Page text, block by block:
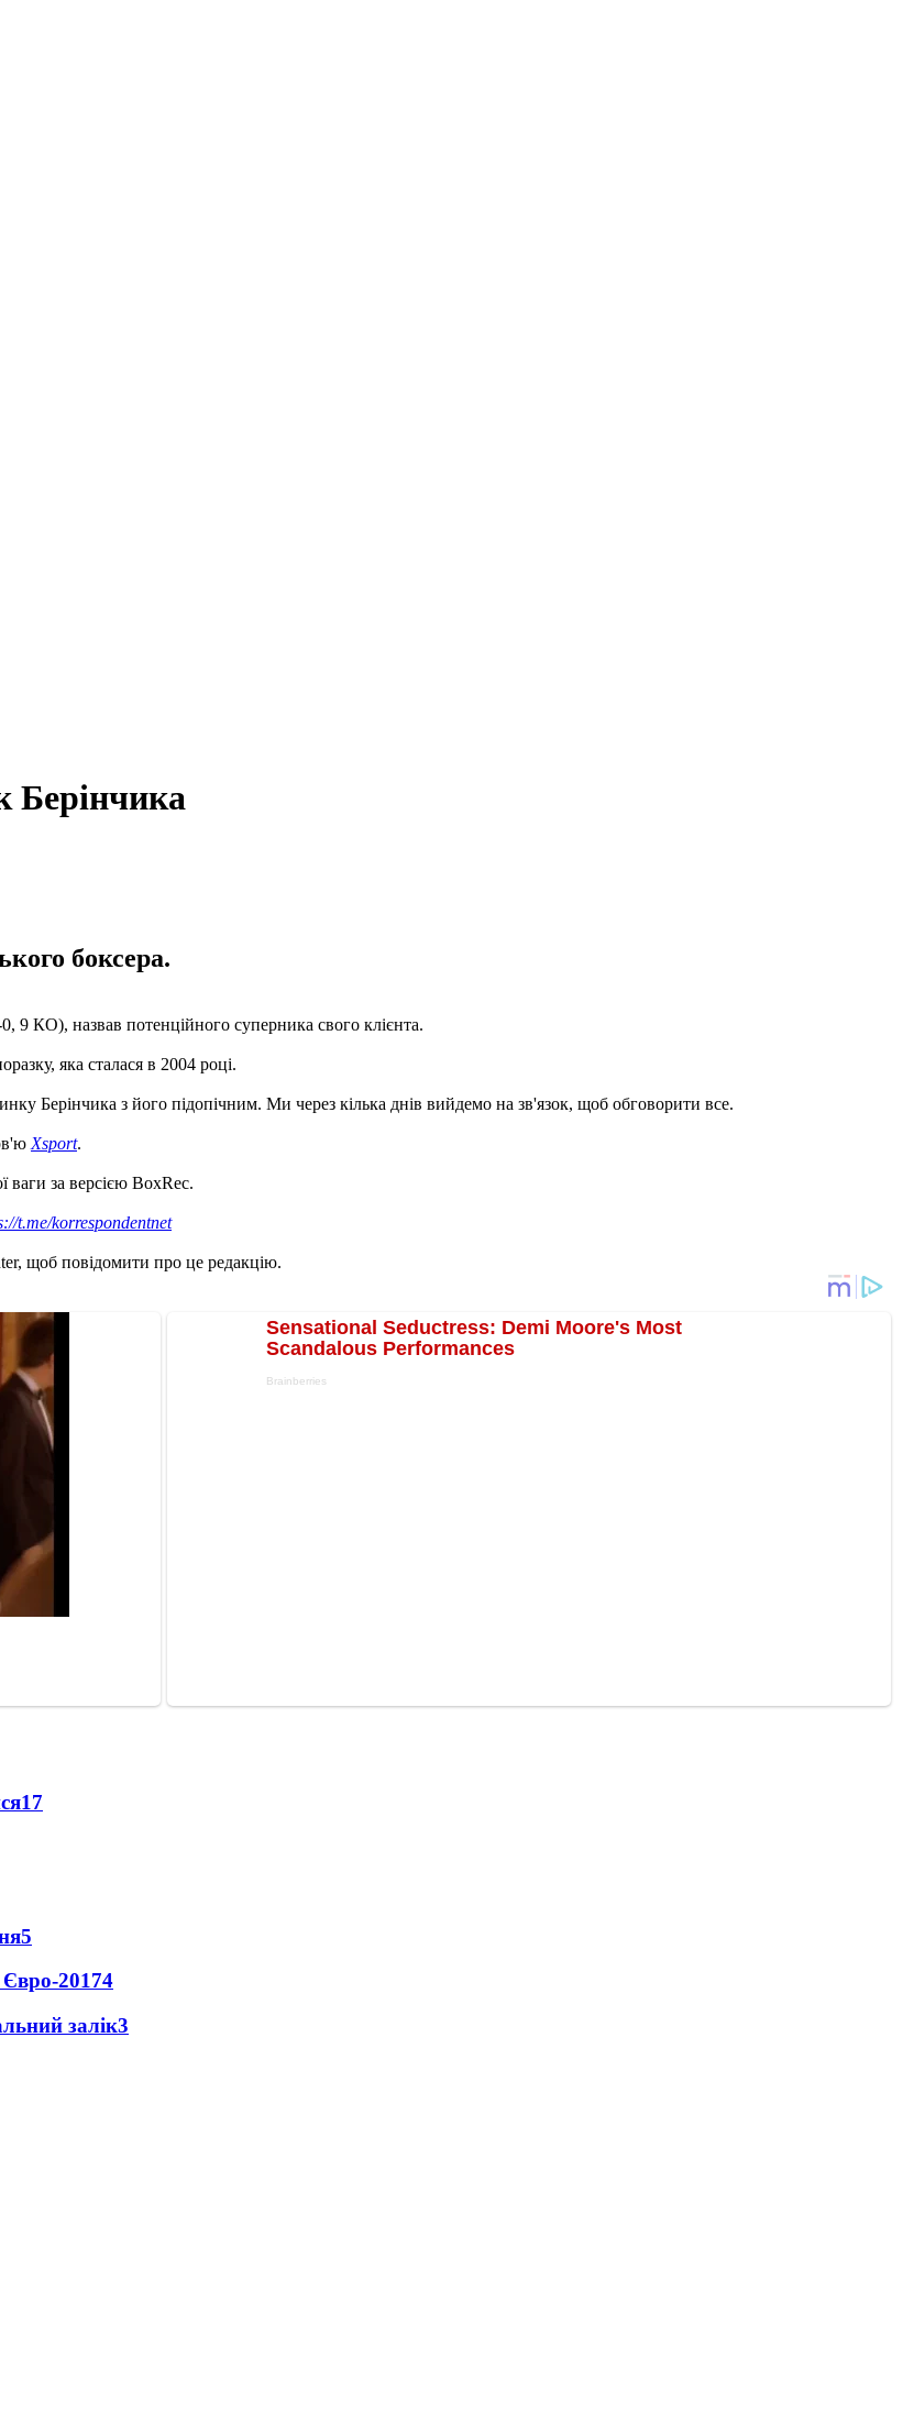
Берінчика
боксера.
9 КО), назвав потенційного суперника свого клієнта.
яка сталася в 2004 році.
Берінчика з його підопічним. Ми через кілька днів вийдемо на зв'язок, щоб обговорити все.
Xsport.
ваги за версією BoxRec.
t.me/korrespondentnet
щоб повідомити про це редакцію.
17
5
Євро-20174
залік3